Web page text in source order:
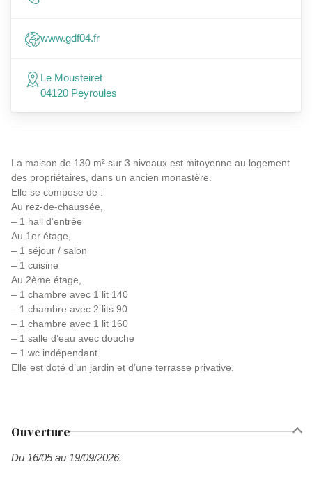
La maison de 130 m² sur 3 niveaux est mitoyenne au logement
des propriétaires, dans un ancien monastère.
Elle se compose de :
Au rez-de-chaussée,
– 1 hall d’entrée
Au 1er étage,
– 1 séjour / salon
– 1 cuisine
Au 2ème étage,
– 1 chambre avec 1 lit 140
– 1 chambre avec 2 lits 90
– 1 chambre avec 1 lit 160
– 1 salle d’eau avec douche
– 1 wc indépendant
Elle est doté d’un jardin et d’une terrasse privative.
Ouverture
Du 16/05 au 19/09/2026.
www.gdf04.fr
Le Mousteiret
04120 Peyroules